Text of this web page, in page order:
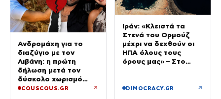
Ανδρομάχη για το
διαζύγιο με τον
Λιβάνη: η πρώτη
δήλωση μετά τον
δύσκολο χωρισμό
«Όποιος έχει…»
COUSCOUS.GR ↗
Ιράν: «Κλειστά τα
Στενά του Ορμούζ
μέχρι να δεχθούν οι
ΗΠΑ όλους τους
όρους μας» – Στο
DIMOCRACY.GR ↗